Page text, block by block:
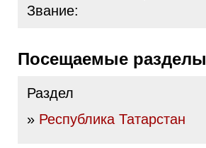
Звание:
Посещаемые разделы
Раздел
» Республика Татарстан